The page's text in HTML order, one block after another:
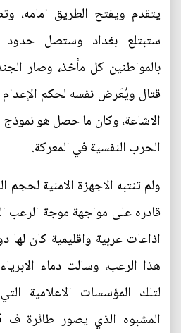
يتقدم ويفتح الطريق امامه،
ستبتلع بغداد وستصل حدود
بالمواطنين كل مأخذ، وصار
قتال ويُعَرض نفسه لحكم
الاشاعة، وكان ما حصل هو
الحرب النفسية في المعركة.
ولم تنتبه الاجهزة الامنية لحجم
قادره على مواجهة موجة الرعب
اذاعات عربية واقليمية كان لها
هذا الرعب، وسالت دماء
لتلك المؤسسات الاعلامية